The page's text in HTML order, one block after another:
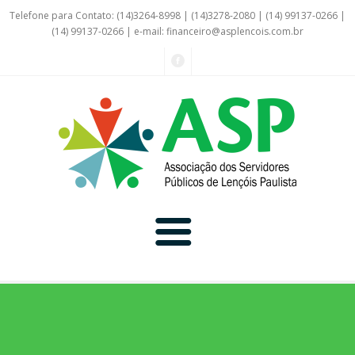
Telefone para Contato: (14)3264-8998 | (14)3278-2080 | (14) 99137-0266 |
(14) 99137-0266 | e-mail: financeiro@asplencois.com.br
Convênio Online